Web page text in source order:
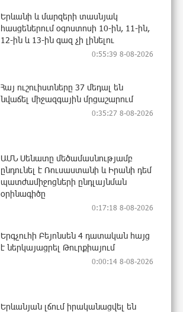
Երևանի և մարզերի տասնյակ
հասցեներում օգոստոսի 10-ին, 11-ին,
12-ին և 13-ին գազ չի լինելու
0:55:39 8-08-2026
Հայ ուշուիստները 37 մեդալ են
նվաճել միջազգային մրցաշարում
0:35:27 8-08-2026
ԱՄՆ Սենատը մեծամասնությամբ
ընդունել է Ռուսաստանի և Իրանի դեմ
պատժամիջոցների ընդլայնման
օրինագիծը
0:17:18 8-08-2026
Երգչուհի Բեյոնսեն ​​4 դատական հայց
է ներկայացրել Թուրքիայում
0:00:14 8-08-2026
Երևանյան լճում իրականացվել են